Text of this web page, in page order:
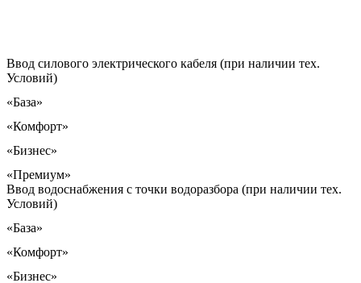
Ввод силового электрического кабеля (при наличии тех.
Условий)
«База»
«Комфорт»
«Бизнес»
«Премиум»
Ввод водоснабжения с точки водоразбора (при наличии тех.
Условий)
«База»
«Комфорт»
«Бизнес»